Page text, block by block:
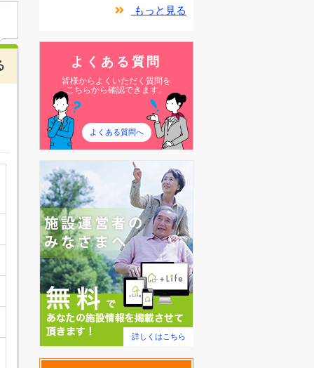
もっと見る
よくある質問
皆様からよくいただく質問を
こちらから確認できます。
よくある質問へ
詳しくはこちら